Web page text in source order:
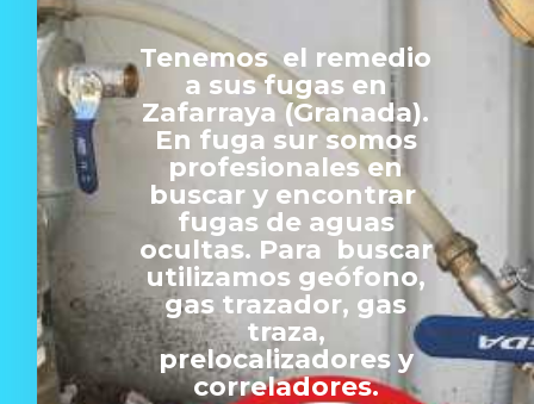
Tenemos el remedio
a sus fugas en
Zafarraya (Granada).
En fuga sur somos
profesionales en
buscar y encontrar
fugas de aguas
ocultas. Para buscar
utilizamos geófono,
gas trazador, gas
traza,
prelocalizadores y
correladores.